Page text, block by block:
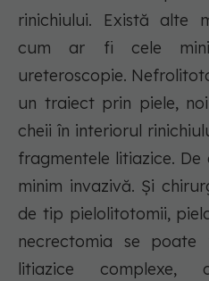
rinichiului. Există alte
cum ar fi cele
ureteroscopie.
un traiect prin piele,
cheii în interiorul
fragmentele litiazice.
minim invazivă. Și
de tip pielolitotomii,
necrectomia se
litiazice complexe,